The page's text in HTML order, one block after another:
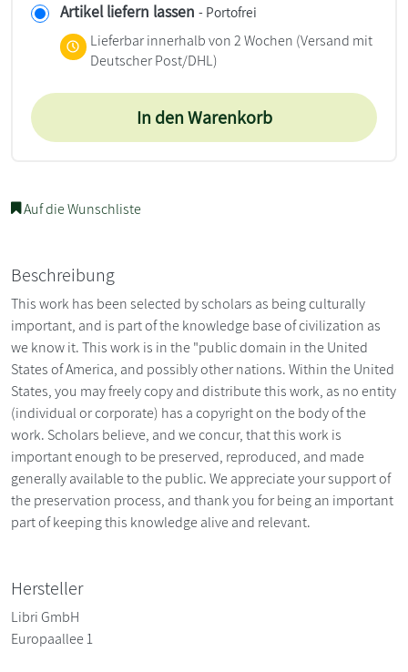
Artikel liefern lassen - Portofrei
Lieferbar innerhalb von 2 Wochen (Versand mit
Deutscher Post/DHL)
In den Warenkorb
Auf die Wunschliste
Beschreibung
This work has been selected by scholars as being culturally
important, and is part of the knowledge base of civilization as
we know it. This work is in the "public domain in the United
States of America, and possibly other nations. Within the United
States, you may freely copy and distribute this work, as no entity
(individual or corporate) has a copyright on the body of the
work. Scholars believe, and we concur, that this work is
important enough to be preserved, reproduced, and made
generally available to the public. We appreciate your support of
the preservation process, and thank you for being an important
part of keeping this knowledge alive and relevant.
Hersteller
Libri GmbH
Europaallee 1